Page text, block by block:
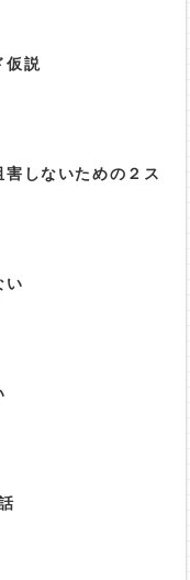
仮説
しないための２ス
い